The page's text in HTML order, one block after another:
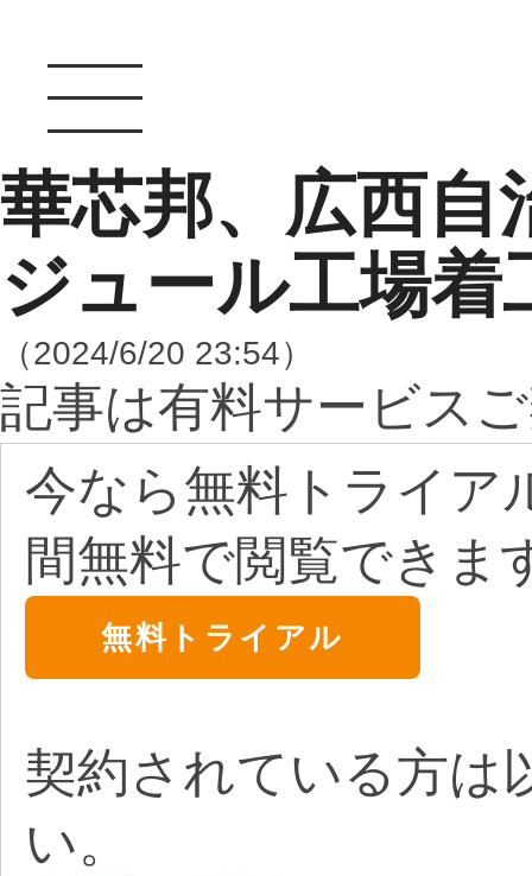
華芯邦、広西自
ジュール工場着
（2024/6/20 23:54）
記事は有料サービス
今なら無料トライア
間無料で閲覧できま
無料トライアル
契約されている方は
い。